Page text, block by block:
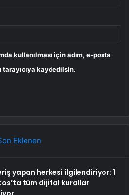
kullanılması için adım, e-posta
kaydedilsin.
Eklenen
yapan herkesi ilgilendiriyor: 1
tüm dijital kurallar